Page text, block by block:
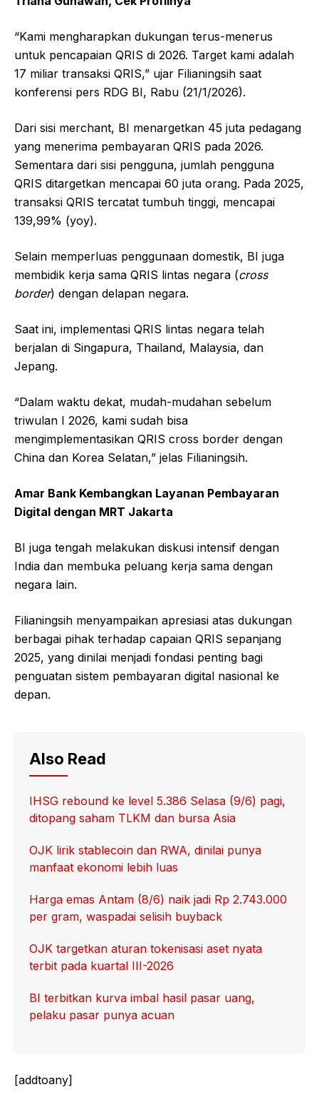
“Kami mengharapkan dukungan terus-menerus
untuk pencapaian QRIS di 2026. Target kami adalah
17 miliar transaksi QRIS,” ujar Filianingsih saat
konferensi pers RDG BI, Rabu (21/1/2026).
Dari sisi merchant, BI menargetkan 45 juta pedagang
yang menerima pembayaran QRIS pada 2026.
Sementara dari sisi pengguna, jumlah pengguna
QRIS ditargetkan mencapai 60 juta orang. Pada 2025,
transaksi QRIS tercatat tumbuh tinggi, mencapai
139,99% (yoy).
Selain memperluas penggunaan domestik, BI juga
membidik kerja sama QRIS lintas negara (cross
border) dengan delapan negara.
Saat ini, implementasi QRIS lintas negara telah
berjalan di Singapura, Thailand, Malaysia, dan
Jepang.
“Dalam waktu dekat, mudah-mudahan sebelum
triwulan I 2026, kami sudah bisa
mengimplementasikan QRIS cross border dengan
China dan Korea Selatan,” jelas Filianingsih.
Amar Bank Kembangkan Layanan Pembayaran
Digital dengan MRT Jakarta
BI juga tengah melakukan diskusi intensif dengan
India dan membuka peluang kerja sama dengan
negara lain.
Filianingsih menyampaikan apresiasi atas dukungan
berbagai pihak terhadap capaian QRIS sepanjang
2025, yang dinilai menjadi fondasi penting bagi
penguatan sistem pembayaran digital nasional ke
depan.
Also Read
IHSG rebound ke level 5.386 Selasa (9/6) pagi,
ditopang saham TLKM dan bursa Asia
OJK lirik stablecoin dan RWA, dinilai punya
manfaat ekonomi lebih luas
Harga emas Antam (8/6) naik jadi Rp 2.743.000
per gram, waspadai selisih buyback
OJK targetkan aturan tokenisasi aset nyata
terbit pada kuartal III-2026
BI terbitkan kurva imbal hasil pasar uang,
pelaku pasar punya acuan
[addtoany]